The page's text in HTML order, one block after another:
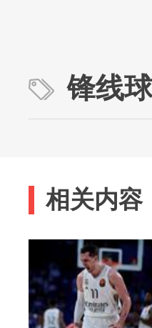
锋线
相关内容